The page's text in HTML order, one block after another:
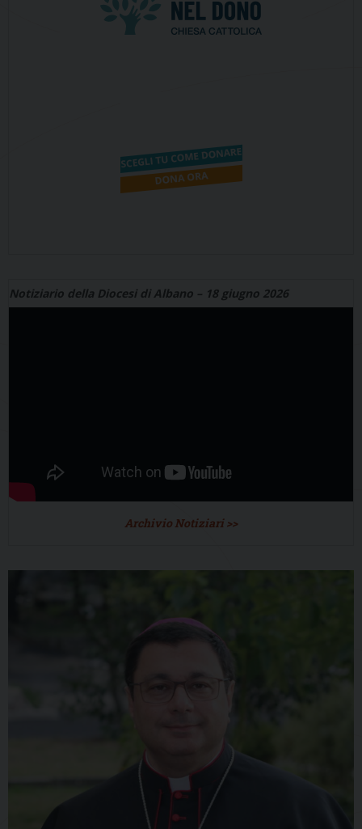
Notiziario della Diocesi di Albano – 18 giugno 2026
Archivio Notiziari >>